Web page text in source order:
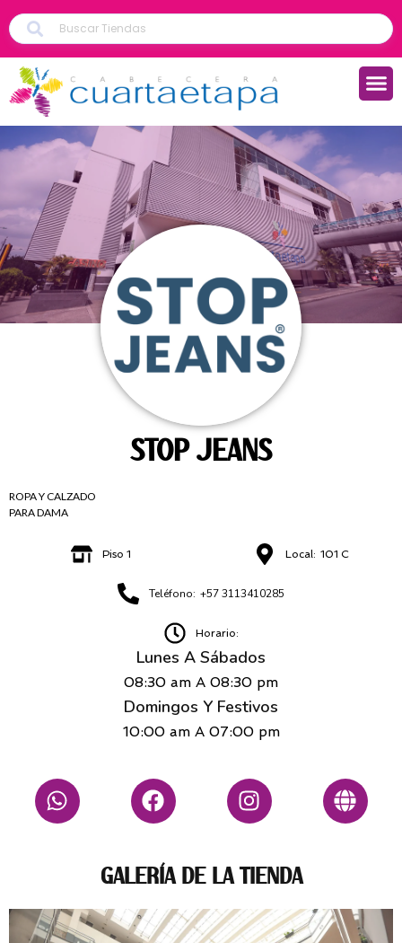
STOP JEANS
ROPA Y CALZADO
PARA DAMA
Piso 1 Local: 101 C
Teléfono: +57 3113410285
Horario:
Lunes A Sábados
08:30 am A 08:30 pm
Domingos Y Festivos
10:00 am A 07:00 pm
GALERÍA DE LA TIENDA